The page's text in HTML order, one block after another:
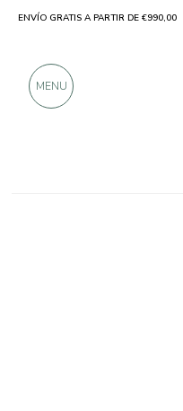
ENVÍO GRATIS A PARTIR DE €990,00
MENU